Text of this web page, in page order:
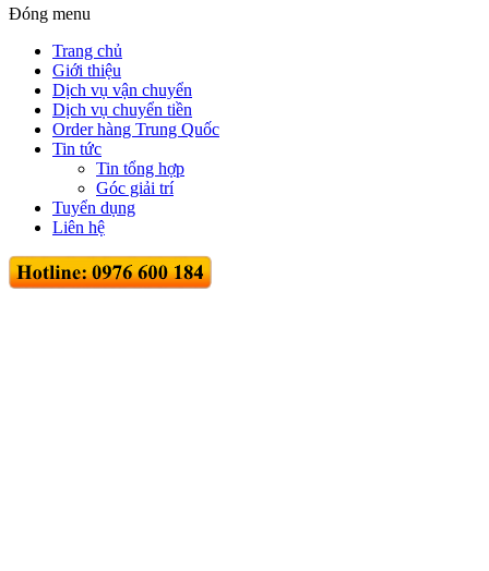
Đóng menu
Trang chủ
Giới thiệu
Dịch vụ vận chuyển
Dịch vụ chuyển tiền
Order hàng Trung Quốc
Tin tức
Tin tổng hợp
Góc giải trí
Tuyển dụng
Liên hệ